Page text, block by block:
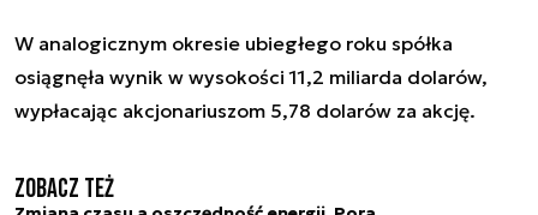
W analogicznym okresie ubiegłego roku spółka
osiągnęła wynik w wysokości 11,2 miliarda dolarów,
wypłacając akcjonariuszom 5,78 dolarów za akcję.
Zobacz też